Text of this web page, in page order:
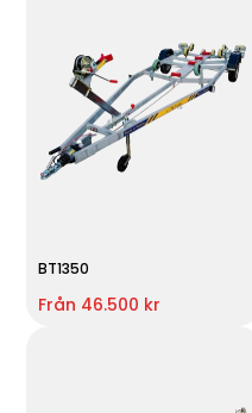
BT1350
Från 46.500 kr